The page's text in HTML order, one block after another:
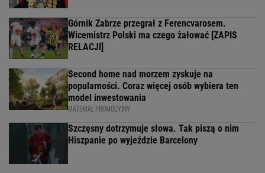
Górnik Zabrze przegrał z Ferencvarosem.
Wicemistrz Polski ma czego żałować [ZAPIS
RELACJI]
Second home nad morzem zyskuje na
popularności. Coraz więcej osób wybiera ten
model inwestowania
MATERIAŁ PROMOCYJNY
Szczęsny dotrzymuje słowa. Tak piszą o nim
Hiszpanie po wyjeździe Barcelony